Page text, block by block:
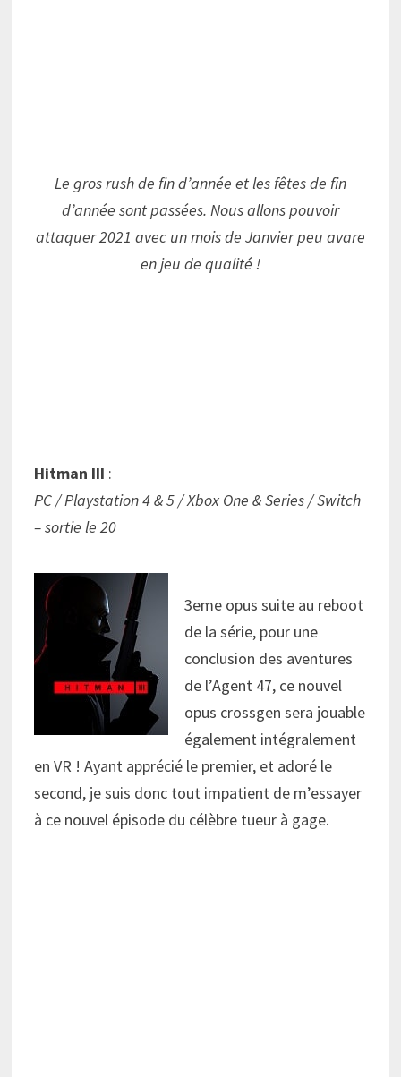
Le gros rush de fin d’année et les fêtes de fin
d’année sont passées. Nous allons pouvoir
attaquer 2021 avec un mois de Janvier peu avare
en jeu de qualité !
Hitman III :
PC / Playstation 4 & 5 / Xbox One & Series / Switch
– sortie le 20
3eme opus suite au reboot
de la série, pour une
conclusion des aventures
de l’Agent 47, ce nouvel
opus crossgen sera jouable
également intégralement
en VR ! Ayant apprécié le premier, et adoré le
second, je suis donc tout impatient de m’essayer
à ce nouvel épisode du célèbre tueur à gage.